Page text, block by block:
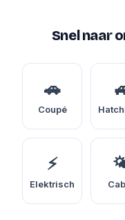
Snel naar
🚗
Coupé
⚡
Elektrisch